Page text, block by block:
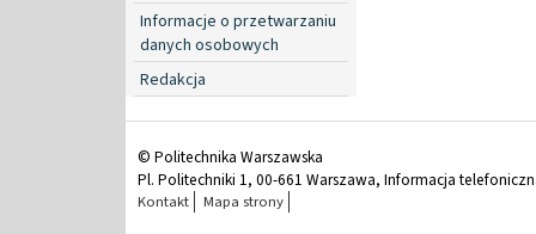
Informacje o przetwarzaniu
danych osobowych
Redakcja
© Politechnika Warszawska
Pl. Politechniki 1, 00-661 Warszawa, Informacja
Kontakt Mapa strony